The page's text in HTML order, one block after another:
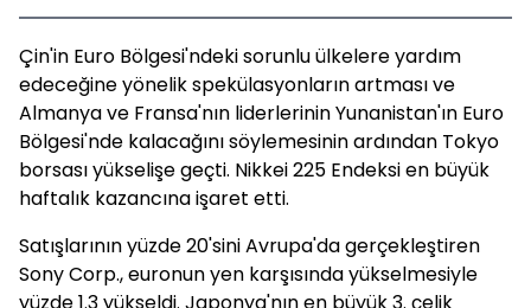
Çin'in Euro Bölgesi'ndeki sorunlu ülkelere yardım
edeceğine yönelik spekülasyonların artması ve
Almanya ve Fransa'nın liderlerinin Yunanistan'ın Euro
Bölgesi'nde kalacağını söylemesinin ardından Tokyo
borsası yükselişe geçti. Nikkei 225 Endeksi en büyük
haftalık kazancına işaret etti.
Satışlarının yüzde 20'sini Avrupa'da gerçekleştiren
Sony Corp., euronun yen karşısında yükselmesiyle